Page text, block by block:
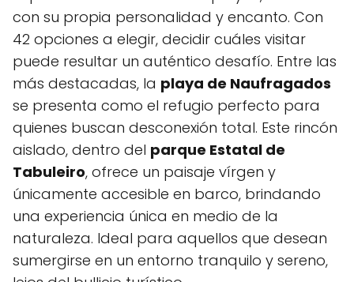
con su propia personalidad y encanto. Con
⁢42 opciones a elegir, decidir cuáles visitar
puede resultar‌ un auténtico desafío. Entre las
más destacadas,⁢ la playa‍ de Naufragados
se presenta ‍como el refugio perfecto para
quienes buscan‌ desconexión‌ total. Este ⁢rincón
aislado, dentro del parque Estatal de
Tabuleiro, ofrece un paisaje vírgen y‍
únicamente accesible en barco, brindando
una experiencia única en medio ⁣de la
naturaleza. Ideal para aquellos que desean ​
sumergirse en un entorno ​tranquilo y sereno,